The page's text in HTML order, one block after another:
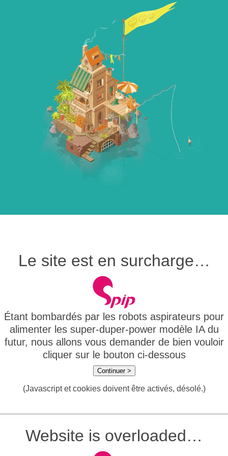
Le site est en surcharge…
Étant bombardés par les robots aspirateurs pour
alimenter les super-duper-power modèle IA du
futur, nous allons vous demander de bien vouloir
cliquer sur le bouton ci-dessous
Continuer >
(Javascript et cookies doivent être activés, désolé.)
Website is overloaded…